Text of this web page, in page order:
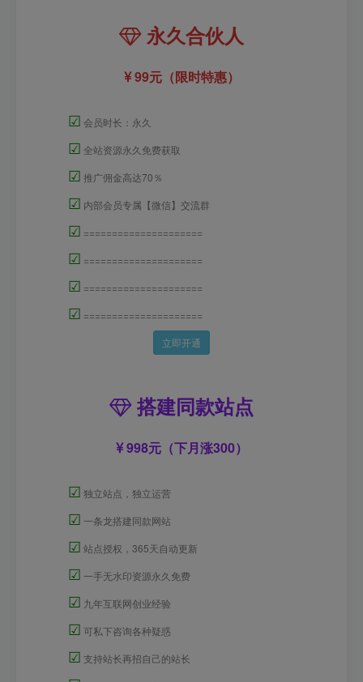
永久合伙人
99元（限时特惠）
☑ 会员时长：永久
☑ 全站资源永久免费获取
☑ 推广佣金高达70％
☑ 内部会员专属【微信】交流群
☑ =====================
☑ =====================
☑ =====================
☑ =====================
立即开通
搭建同款站点
998元（下月涨300）
☑ 独立站点，独立运营
☑ 一条龙搭建同款网站
☑ 站点授权，365天自动更新
☑ 一手无水印资源永久免费
☑ 九年互联网创业经验
☑ 可私下咨询各种疑惑
☑ 支持站长再招自己的站长